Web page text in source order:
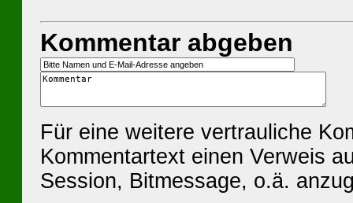
Kommentar abgeben
Für eine weitere vertrauliche
Kommentartext einen Verweis
Session, Bitmessage, o.ä.